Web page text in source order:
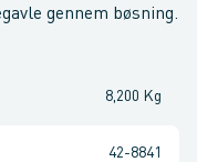
gennem bøsning.
8,200 Kg
42-8841